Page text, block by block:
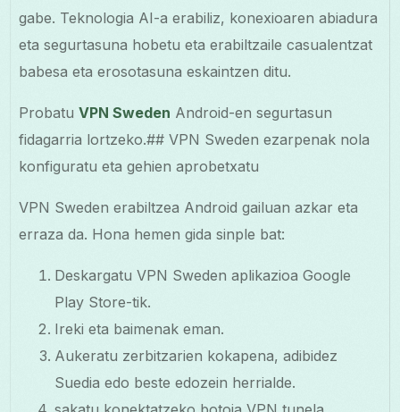
gabe. Teknologia AI-a erabiliz, konexioaren abiadura
eta segurtasuna hobetu eta erabiltzaile casualentzat
babesa eta erosotasuna eskaintzen ditu.
ProbatuVPN Sweden Android-en segurtasun
fidagarria lortzeko.## VPN Sweden ezarpenak nola
konfiguratu eta gehien aprobetxatu
VPN Sweden erabiltzea Android gailuan azkar eta
erraza da. Hona hemen gida sinple bat:
Deskargatu VPN Sweden aplikazioa Google
Play Store-tik.
Ireki eta baimenak eman.
Aukeratu zerbitzarien kokapena, adibidez
Suedia edo beste edozein herrialde.